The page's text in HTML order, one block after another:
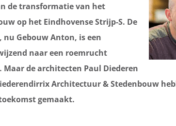
de transformatie van het
op het Eindhovense Strijp-S. De
Gebouw Anton, is een
naar een roemrucht
de architecten Paul Diederen
Architectuur & Stedenbouw
gemaakt.